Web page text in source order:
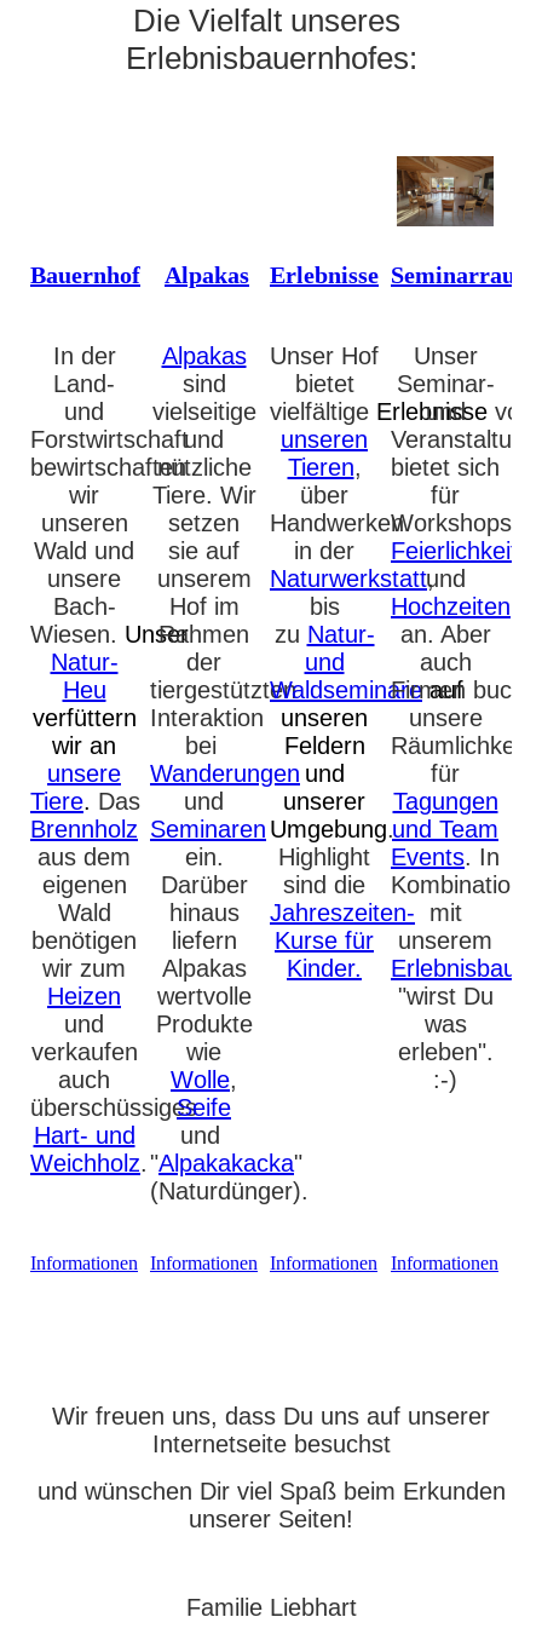
Die Vielfalt unseres
Erlebnisbauernhofes:
Bauernhof Alpakas Erlebnisse Seminarraum
In der
Land-
und
Forstwirtschaft
bewirtschaften
wir
unseren
Wald und
unsere
Bach-
Wiesen. Unser
Natur-
Heu
verfüttern
wir an
unsere
Tiere. Das
Brennholz
aus dem
eigenen
Wald
benötigen
wir zum
Heizen
und
verkaufen
auch
überschüssiges
Hart- und
Weichholz.
Alpakas
sind
vielseitige
und
nützliche
Tiere. Wir
setzen
sie auf
unserem
Hof im
Rahmen
der
tiergestützten
Interaktion
bei
Wanderungen
und
Seminaren
ein.
Darüber
hinaus
liefern
Alpakas
wertvolle
Produkte
wie
Wolle,
Seife
und
"Alpakakacka"
(Naturdünger).
Unser Hof
bietet
vielfältige Erlebnisse von
unseren
Tieren,
über
Handwerken
in der
Naturwerkstatt,
bis
zu Natur-
und
Waldseminareauf
unseren
Feldern
und
unserer
Umgebung.
Highlight
sind die
Jahreszeiten-
Kurse für
Kinder.
Unser
Seminar-
und
bietet sich
für
Workshops,
und
Hochzeiten
an. Aber
auch
Firmen
unsere
für
Tagungen
und Team
Events. In
Kombination
mit
unserem
"wirst Du
was
erleben".
:-)
Informationen
Informationen
Informationen
Informationen
Wir freuen uns, dass Du uns auf unserer
Internetseite besuchst
und wünschen Dir viel Spaß beim Erkunden
unserer Seiten!
Familie Liebhart